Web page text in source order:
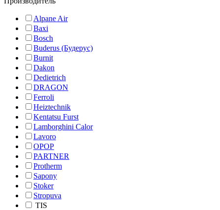
Alpane Air
Baxi
Bosch
Buderus (Будерус)
Burnit
Dakon
Dedietrich
DRAGON
Ferroli
Heiztechnik
Kentatsu Furst
Lamborghini Calor
Lavoro
OPOP
PARTNER
Protherm
Sapony
Stoker
Stropuva
TIS